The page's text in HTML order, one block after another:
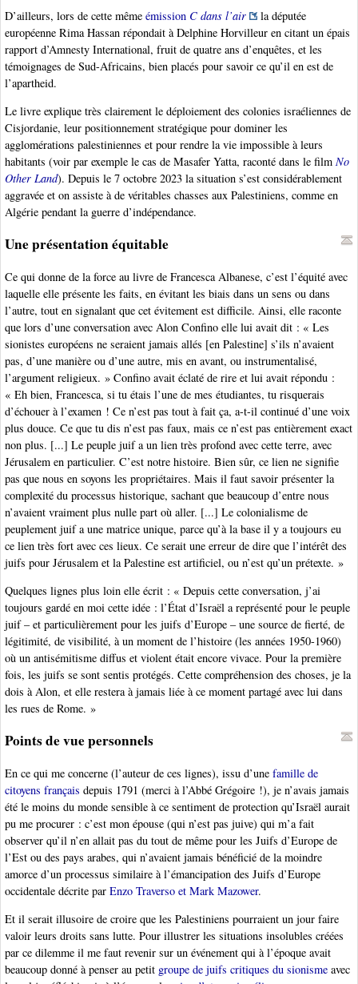
D’ailleurs, lors de cette même émission C dans l’air
la députée
européenne Rima Hassan répondait à Delphine Horvilleur en citant un épais
rapport d’Amnesty International, fruit de quatre ans d’enquêtes, et les
témoignages de Sud-Africains, bien placés pour savoir ce qu’il en est de
l’apartheid.
Le livre explique très clairement le déploiement des colonies israéliennes de
Cisjordanie, leur positionnement stratégique pour dominer les
agglomérations palestiniennes et pour rendre la vie impossible à leurs
habitants (voir par exemple le cas de Masafer Yatta, raconté dans le film No
Other Land). Depuis le 7 octobre 2023 la situation s’est considérablement
aggravée et on assiste à de véritables chasses aux Palestiniens, comme en
Algérie pendant la guerre d’indépendance.
Une présentation équitable
Ce qui donne de la force au livre de Francesca Albanese, c’est l’équité avec
laquelle elle présente les faits, en évitant les biais dans un sens ou dans
l’autre, tout en signalant que cet évitement est difficile. Ainsi, elle raconte
que lors d’une conversation avec Alon Confino elle lui avait dit : « Les
sionistes européens ne seraient jamais allés [en Palestine] s’ils n’avaient
pas, d’une manière ou d’une autre, mis en avant, ou instrumentalisé,
l’argument religieux. » Confino avait éclaté de rire et lui avait répondu :
« Eh bien, Francesca, si tu étais l’une de mes étudiantes, tu risquerais
d’échouer à l’examen ! Ce n’est pas tout à fait ça, a-t-il continué d’une voix
plus douce. Ce que tu dis n’est pas faux, mais ce n’est pas entièrement exact
non plus. [...] Le peuple juif a un lien très profond avec cette terre, avec
Jérusalem en particulier. C’est notre histoire. Bien sûr, ce lien ne signifie
pas que nous en soyons les propriétaires. Mais il faut savoir présenter la
complexité du processus historique, sachant que beaucoup d’entre nous
n’avaient vraiment plus nulle part où aller. [...] Le colonialisme de
peuplement juif a une matrice unique, parce qu’à la base il y a toujours eu
ce lien très fort avec ces lieux. Ce serait une erreur de dire que l’intérêt des
juifs pour Jérusalem et la Palestine est artificiel, ou n’est qu’un prétexte. »
Quelques lignes plus loin elle écrit : « Depuis cette conversation, j’ai
toujours gardé en moi cette idée : l’État d’Israël a représenté pour le peuple
juif – et particulièrement pour les juifs d’Europe – une source de fierté, de
légitimité, de visibilité, à un moment de l’histoire (les années 1950-1960)
où un antisémitisme diffus et violent était encore vivace. Pour la première
fois, les juifs se sont sentis protégés. Cette compréhension des choses, je la
dois à Alon, et elle restera à jamais liée à ce moment partagé avec lui dans
les rues de Rome. »
Points de vue personnels
En ce qui me concerne (l’auteur de ces lignes), issu d’une famille de
citoyens français depuis 1791 (merci à l’Abbé Grégoire !), je n’avais jamais
été le moins du monde sensible à ce sentiment de protection qu’Israël aurait
pu me procurer : c’est mon épouse (qui n’est pas juive) qui m’a fait
observer qu’il n’en allait pas du tout de même pour les Juifs d’Europe de
l’Est ou des pays arabes, qui n’avaient jamais bénéficié de la moindre
amorce d’un processus similaire à l’émancipation des Juifs d’Europe
occidentale décrite par Enzo Traverso et Mark Mazower.
Et il serait illusoire de croire que les Palestiniens pourraient un jour faire
valoir leurs droits sans lutte. Pour illustrer les situations insolubles créées
par ce dilemme il me faut revenir sur un événement qui à l’époque avait
beaucoup donné à penser au petit groupe de juifs critiques du sionisme avec